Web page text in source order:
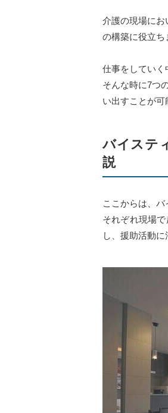
介護の現場に
の構築に役立ち
仕事をしていく
そんな時に7つ
い出すことが可
バイステ
説
ここからは、バ
それぞれ現場
し、援助活動に